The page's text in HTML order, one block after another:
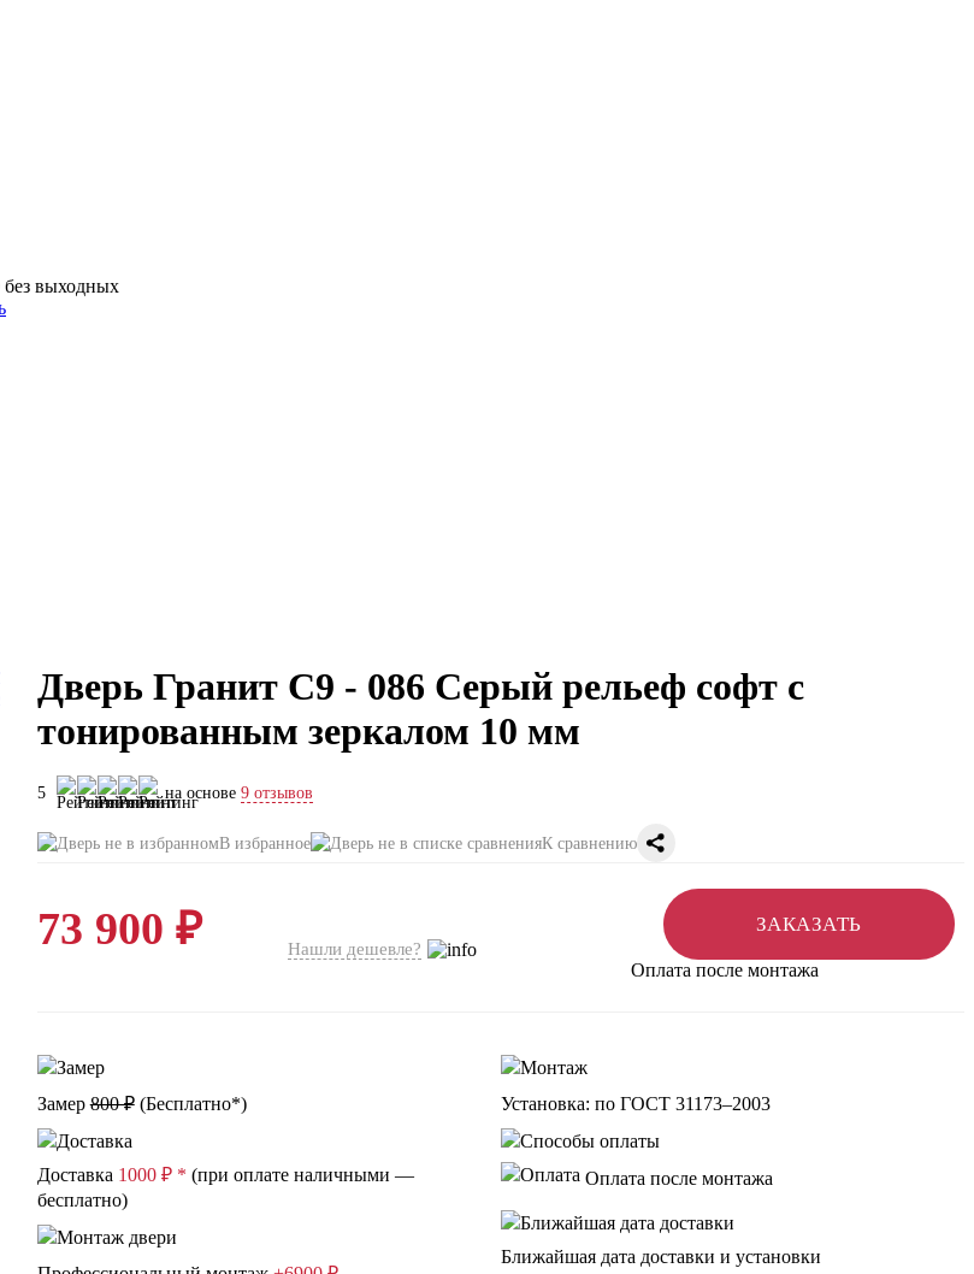
без выходных
Дверь Гранит С9 - 086 Серый рельеф софт с
тонированным зеркалом 10 мм
5 на основе 9 отзывов
В избранное К сравнению
73 900 ₽ Нашли дешевле?
ЗАКАЗАТЬ
Оплата после монтажа
Замер800 ₽(Бесплатно*)
Доставка 1000 ₽ * (при оплате наличными —
бесплатно)
Установка: по ГОСТ 31173–2003
Оплата после монтажа
Ближайшая дата доставки и установки